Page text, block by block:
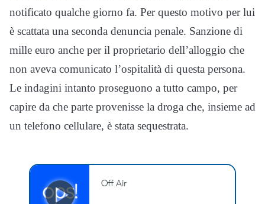
notificato qualche giorno fa. Per questo motivo per lui
è scattata una seconda denuncia penale. Sanzione di
mille euro anche per il proprietario dell’alloggio che
non aveva comunicato l’ospitalità di questa persona.
Le indagini intanto proseguono a tutto campo, per
capire da che parte provenisse la droga che, insieme ad
un telefono cellulare, è stata sequestrata.